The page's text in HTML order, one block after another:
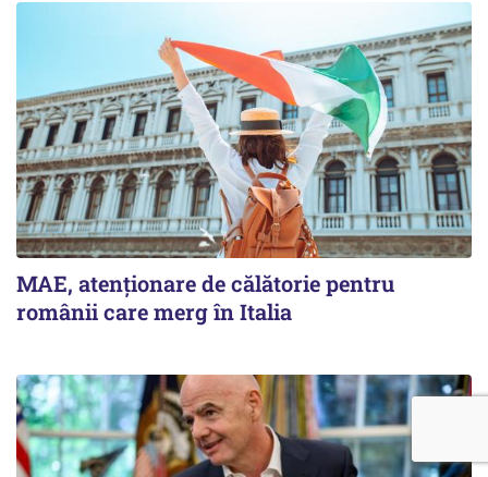
MAE, atenționare de călătorie pentru
românii care merg în Italia